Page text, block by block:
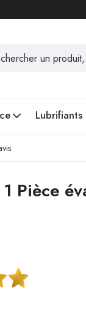
Lubrifiants
Pièce